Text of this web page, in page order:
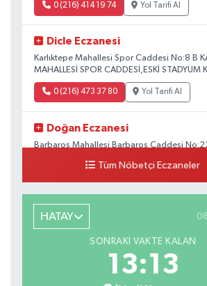
0 (216) 414 19 74 Yol Tarifi Al
Dicle Eczanesi
Karlıktepe Mahallesi Spor Caddesi No:8 B
MAHALLESİ SPOR CADDESİ,ESKİ STADYUM
0 (216) 473 37 80 Yol Tarifi Al
Doğan Eczanesi
Barbaros Mahallesi Barbaros Caddesi
Mali Eczanesi
Merkez Mahallesi Tüloğlu Sokak No:4 A
REŞİTPAŞACADDESİ QNB BANK SOKAĞI
DENİZKÖŞKLER SAĞLIK OCAĞI KARŞISI
Tüm Nöbetçi Eczaneler
HATAY
SONRAKI VAKTE KALAN
13:12